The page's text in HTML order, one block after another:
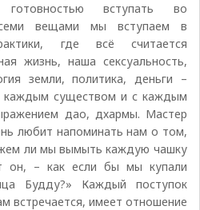
готовностью вступать во
вещами мы вступаем в
где всё считается
жизнь, наша сексуальность,
земли, политика, деньги –
каждым существом и с каждым
дао, дхармы. Мастер
любит напоминать нам о том,
ли мы вымыть каждую чашку
он, – как если бы мы купали
Будду?» Каждый поступок
встречается, имеет отношение